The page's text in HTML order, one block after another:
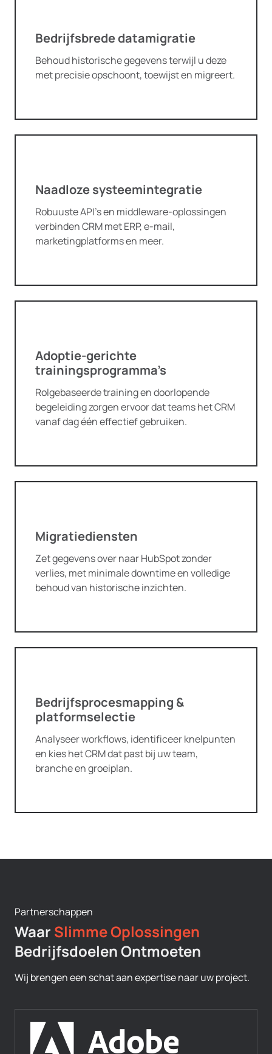
Bedrijfsbrede datamigratie
Behoud historische gegevens terwijl u deze
met precisie opschoont, toewijst en migreert.
Naadloze systeemintegratie
Robuuste API’s en middleware-oplossingen
verbinden CRM met ERP, e-mail,
marketingplatforms en meer.
Adoptie-gerichte
trainingsprogramma’s
Rolgebaseerde training en doorlopende
begeleiding zorgen ervoor dat teams het CRM
vanaf dag één effectief gebruiken.
Migratiediensten
Zet gegevens over naar HubSpot zonder
verlies, met minimale downtime en volledige
behoud van historische inzichten.
Bedrijfsprocesmapping &
platformselectie
Analyseer workflows, identificeer knelpunten
en kies het CRM dat past bij uw team,
branche en groeiplan.
Partnerschappen
Waar Slimme Oplossingen
Bedrijfsdoelen Ontmoeten
Wij brengen een schat aan expertise naar uw project.